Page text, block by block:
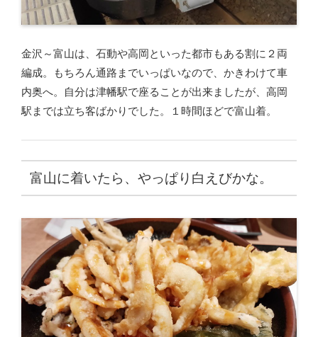
金沢～富山は、石動や高岡といった都市もある割に２両
編成。もちろん通路までいっぱいなので、かきわけて車
内奥へ。自分は津幡駅で座ることが出来ましたが、高岡
駅までは立ち客ばかりでした。１時間ほどで富山着。
富山に着いたら、やっぱり白えびかな。